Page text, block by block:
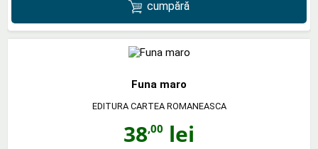
cumpără
Funa maro
EDITURA CARTEA ROMANEASCA
38,00 lei